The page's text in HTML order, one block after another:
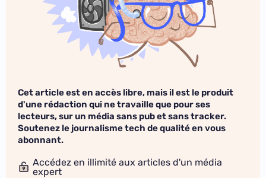
Cet article est en accès libre, mais il est le produit
d'une rédaction qui ne travaille que pour ses
lecteurs, sur un média sans pub et sans tracker.
Soutenez le journalisme tech de qualité en vous
abonnant.
Accédez en illimité aux articles d'un média
expert